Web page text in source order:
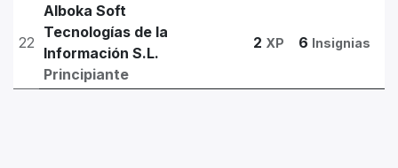
22
Alboka Soft
Tecnologías de la
Información S.L.
Principiante
2 XP 6 Insignias